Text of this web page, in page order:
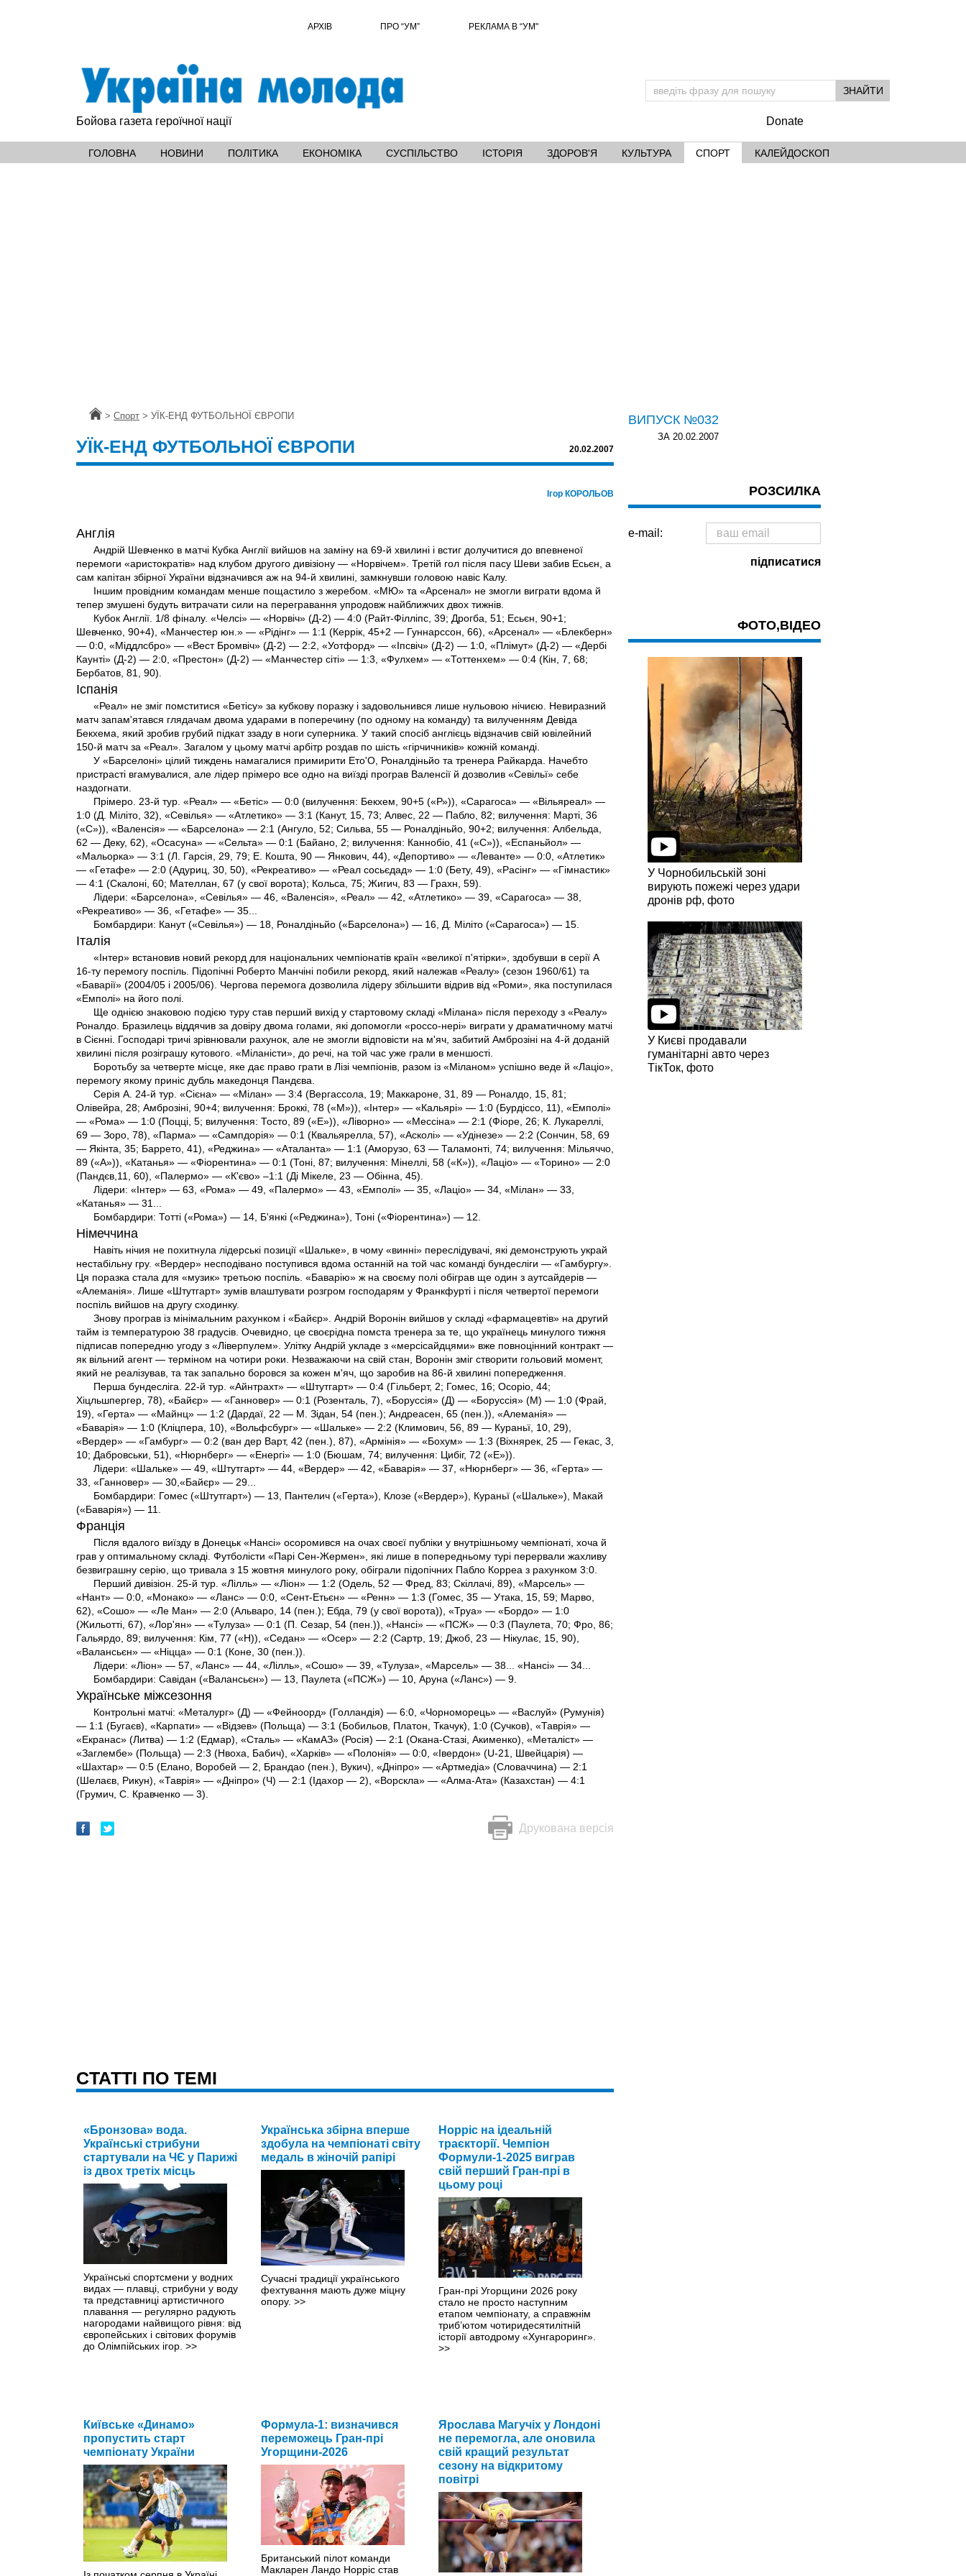
АРХІВ ПРО “УМ” РЕКЛАМА В “УМ"
Бойова газета героїчної нації Donate
ГОЛОВНА НОВИНИ ПОЛІТИКА ЕКОНОМІКА СУСПІЛЬСТВО ІСТОРІЯ ЗДОРОВ'Я КУЛЬТУРА СПОРТ КАЛЕЙДОСКОП
Головна
> Спорт > УЇК-ЕНД ФУТБОЛЬНОЇ ЄВРОПИ
УЇК-ЕНД ФУТБОЛЬНОЇ ЄВРОПИ 20.02.2007
Ігор КОРОЛЬОВ
Англія
Андрій Шевченко в матчі Кубка Англії вийшов на заміну на 69-й хвилині і встиг долучитися до впевненої
перемоги «аристократів» над клубом другого дивізіону — «Норвічем». Третій гол після пасу Шеви забив Есьєн, а
сам капітан збірної України відзначився аж на 94-й хвилині, замкнувши головою навіс Калу.
Іншим провідним командам менше пощастило з жеребом. «МЮ» та «Арсенал» не змогли виграти вдома й
тепер змушені будуть витрачати сили на перегравання упродовж найближчих двох тижнів.
Кубок Англії. 1/8 фіналу. «Челсі» — «Норвіч» (Д-2) — 4:0 (Райт-Філліпс, 39; Дрогба, 51; Есьєн, 90+1;
Шевченко, 90+4), «Манчестер юн.» — «Рідінг» — 1:1 (Керрік, 45+2 — Гуннарссон, 66), «Арсенал» — «Блекберн»
— 0:0, «Міддлсбро» — «Вест Бромвіч» (Д-2) — 2:2, «Уотфорд» — «Іпсвіч» (Д-2) — 1:0, «Плімут» (Д-2) — «Дербі
Каунті» (Д-2) — 2:0, «Престон» (Д-2) — «Манчестер сіті» — 1:3, «Фулхем» — «Тоттенхем» — 0:4 (Кін, 7, 68;
Бербатов, 81, 90).
Іспанія
«Реал» не зміг помститися «Бетісу» за кубкову поразку і задовольнився лише нульовою нічиєю. Невиразний
матч запам'ятався глядачам двома ударами в поперечину (по одному на команду) та вилученням Девіда
Бекхема, який зробив грубий підкат ззаду в ноги суперника. У такий спосіб англієць відзначив свій ювілейний
150-й матч за «Реал». Загалом у цьому матчі арбітр роздав по шість «гірчичників» кожній команді.
У «Барселоні» цілий тиждень намагалися примирити Ето'О, Роналдіньйо та тренера Райкарда. Начебто
пристрасті вгамувалися, але лідер прімеро все одно на виїзді програв Валенсії й дозволив «Севільї» себе
наздогнати.
Прімеро. 23-й тур. «Реал» — «Бетіс» — 0:0 (вилучення: Бекхем, 90+5 («Р»)), «Сарагоса» — «Вільяреал» —
1:0 (Д. Міліто, 32), «Севілья» — «Атлетико» — 3:1 (Канут, 15, 73; Алвес, 22 — Пабло, 82; вилучення: Марті, 36
(«С»)), «Валенсія» — «Барселона» — 2:1 (Ангуло, 52; Сильва, 55 — Роналдіньйо, 90+2; вилучення: Албельда,
62 — Деку, 62), «Осасуна» — «Сельта» — 0:1 (Байано, 2; вилучення: Каннобіо, 41 («С»)), «Еспаньйол» —
«Мальорка» — 3:1 (Л. Гарсія, 29, 79; Е. Кошта, 90 — Янкович, 44), «Депортиво» — «Леванте» — 0:0, «Атлетик»
— «Гетафе» — 2:0 (Адуриц, 30, 50), «Рекреативо» — «Реал сосьєдад» — 1:0 (Бету, 49), «Расінг» — «Гімнастик»
— 4:1 (Скалоні, 60; Мателлан, 67 (у свої ворота); Кольса, 75; Жигич, 83 — Грахн, 59).
Лідери: «Барселона», «Севілья» — 46, «Валенсія», «Реал» — 42, «Атлетико» — 39, «Сарагоса» — 38,
«Рекреативо» — 36, «Гетафе» — 35...
Бомбардири: Канут («Севілья») — 18, Роналдіньйо («Барселона») — 16, Д. Міліто («Сарагоса») — 15.
Італія
«Інтер» встановив новий рекорд для національних чемпіонатів країн «великої п'ятірки», здобувши в серії А
16-ту перемогу поспіль. Підопічні Роберто Манчіні побили рекорд, який належав «Реалу» (сезон 1960/61) та
«Баварії» (2004/05 і 2005/06). Чергова перемога дозволила лідеру збільшити відрив від «Роми», яка поступилася
«Емполі» на його полі.
Ще однією знаковою подією туру став перший вихід у стартовому складі «Мілана» після переходу з «Реалу»
Роналдо. Бразилець віддячив за довіру двома голами, які допомогли «россо-нері» виграти у драматичному матчі
в Сієнні. Господарі тричі зрівнювали рахунок, але не змогли відповісти на м'яч, забитий Амброзіні на 4-й доданій
хвилині після розіграшу кутового. «Міланісти», до речі, на той час уже грали в меншості.
Боротьбу за четверте місце, яке дає право грати в Лізі чемпіонів, разом із «Міланом» успішно веде й «Лаціо»,
перемогу якому приніс дубль македонця Пандєва.
Серія А. 24-й тур. «Сієна» — «Мілан» — 3:4 (Вергассола, 19; Маккароне, 31, 89 — Роналдо, 15, 81;
Олівейра, 28; Амброзіні, 90+4; вилучення: Броккі, 78 («М»)), «Інтер» — «Кальярі» — 1:0 (Бурдіссо, 11), «Емполі»
— «Рома» — 1:0 (Поцці, 5; вилучення: Тосто, 89 («Е»)), «Ліворно» — «Мессіна» — 2:1 (Фіоре, 26; К. Лукареллі,
69 — Зоро, 78), «Парма» — «Сампдорія» — 0:1 (Квальярелла, 57), «Асколі» — «Удінезе» — 2:2 (Сончин, 58, 69
— Якінта, 35; Баррето, 41), «Реджина» — «Аталанта» — 1:1 (Аморузо, 63 — Таламонті, 74; вилучення: Мільяччо,
89 («А»)), «Катанья» — «Фіорентина» — 0:1 (Тоні, 87; вилучення: Мінеллі, 58 («К»)), «Лаціо» — «Торино» — 2:0
(Пандєв,11, 60), «Палермо» — «К'єво» –1:1 (Ді Мікеле, 23 — Обінна, 45).
Лідери: «Інтер» — 63, «Рома» — 49, «Палермо» — 43, «Емполі» — 35, «Лаціо» — 34, «Мілан» — 33,
«Катанья» — 31...
Бомбардири: Тотті («Рома») — 14, Б'янкі («Реджина»), Тоні («Фіорентина») — 12.
Німеччина
Навіть нічия не похитнула лідерські позиції «Шальке», в чому «винні» переслідувачі, які демонструють украй
нестабільну гру. «Вердер» несподівано поступився вдома останній на той час команді бундесліги — «Гамбургу».
Ця поразка стала для «музик» третьою поспіль. «Баварію» ж на своєму полі обіграв ще один з аутсайдерів —
«Алеманія». Лише «Штутгарт» зумів влаштувати розгром господарям у Франкфурті і після четвертої перемоги
поспіль вийшов на другу сходинку.
Знову програв із мінімальним рахунком і «Байєр». Андрій Воронін вийшов у складі «фармацевтів» на другий
тайм із температурою 38 градусів. Очевидно, це своєрідна помста тренера за те, що українець минулого тижня
підписав попередню угоду з «Ліверпулем». Улітку Андрій укладе з «мерсісайдцями» вже повноцінний контракт —
як вільний агент — терміном на чотири роки. Незважаючи на свій стан, Воронін зміг створити гольовий момент,
який не реалізував, та так запально боровся за кожен м'яч, що заробив на 86-й хвилині попередження.
Перша бундесліга. 22-й тур. «Айнтрахт» — «Штутгарт» — 0:4 (Гільберт, 2; Гомес, 16; Осоріо, 44;
Хіцльшпергер, 78), «Байєр» — «Ганновер» — 0:1 (Розенталь, 7), «Боруссія» (Д) — «Боруссія» (М) — 1:0 (Фрай,
19), «Герта» — «Майнц» — 1:2 (Дардаї, 22 — М. Зідан, 54 (пен.); Андреасен, 65 (пен.)), «Алеманія» —
«Баварія» — 1:0 (Кліцпера, 10), «Вольфсбург» — «Шальке» — 2:2 (Климович, 56, 89 — Кураньї, 10, 29),
«Вердер» — «Гамбург» — 0:2 (ван дер Варт, 42 (пен.), 87), «Армінія» — «Бохум» — 1:3 (Віхнярек, 25 — Гекас, 3,
10; Дабровськи, 51), «Нюрнберг» — «Енергі» — 1:0 (Бюшам, 74; вилучення: Цибіг, 72 («Е»)).
Лідери: «Шальке» — 49, «Штутгарт» — 44, «Вердер» — 42, «Баварія» — 37, «Нюрнберг» — 36, «Герта» —
33, «Ганновер» — 30,«Байєр» — 29...
Бомбардири: Гомес («Штутгарт») — 13, Пантелич («Герта»), Клозе («Вердер»), Кураньї («Шальке»), Макай
(«Баварія») — 11.
Франція
Після вдалого виїзду в Донецьк «Нансі» осоромився на очах своєї публіки у внутрішньому чемпіонаті, хоча й
грав у оптимальному складі. Футболісти «Парі Сен-Жермен», які лише в попередньому турі перервали жахливу
безвиграшну серію, що тривала з 15 жовтня минулого року, обіграли підопічних Пабло Корреа з рахунком 3:0.
Перший дивізіон. 25-й тур. «Лілль» — «Ліон» — 1:2 (Одель, 52 — Фред, 83; Скіллачі, 89), «Марсель» —
«Нант» — 0:0, «Монако» — «Ланс» — 0:0, «Сент-Етьєн» — «Ренн» — 1:3 (Гомес, 35 — Утака, 15, 59; Марво,
62), «Сошо» — «Ле Ман» — 2:0 (Альваро, 14 (пен.); Ебда, 79 (у свої ворота)), «Труа» — «Бордо» — 1:0
(Жильотті, 67), «Лор'ян» — «Тулуза» — 0:1 (П. Сезар, 54 (пен.)), «Нансі» — «ПСЖ» — 0:3 (Паулета, 70; Фро, 86;
Гальярдо, 89; вилучення: Кім, 77 («Н)), «Седан» — «Осер» — 2:2 (Сартр, 19; Джоб, 23 — Нікулає, 15, 90),
«Валансьєн» — «Ніцца» — 0:1 (Коне, 30 (пен.)).
Лідери: «Ліон» — 57, «Ланс» — 44, «Лілль», «Сошо» — 39, «Тулуза», «Марсель» — 38... «Нансі» — 34...
Бомбардири: Савідан («Валансьєн») — 13, Паулета («ПСЖ») — 10, Аруна («Ланс») — 9.
Українське міжсезоння
Контрольні матчі: «Металург» (Д) — «Фейноорд» (Голландія) — 6:0, «Чорноморець» — «Васлуй» (Румунія)
— 1:1 (Бугаєв), «Карпати» — «Відзев» (Польща) — 3:1 (Бобильов, Платон, Ткачук), 1:0 (Сучков), «Таврія» —
«Екранас» (Литва) — 1:2 (Едмар), «Сталь» — «КамАЗ» (Росія) — 2:1 (Окана-Стазі, Акименко), «Металіст» —
«Заглембе» (Польща) — 2:3 (Нвоха, Бабич), «Харків» — «Полонія» — 0:0, «Івердон» (U-21, Швейцарія) —
«Шахтар» — 0:5 (Елано, Воробей — 2, Брандао (пен.), Вукич), «Дніпро» — «Артмедіа» (Словаччина) — 2:1
(Шелаєв, Рикун), «Таврія» — «Дніпро» (Ч) — 2:1 (Ідахор — 2), «Ворскла» — «Алма-Ата» (Казахстан) — 4:1
(Грумич, С. Кравченко — 3).
Друкована версія
CТАТТІ ПО ТЕМІ
«Бронзова» вода.
Українські стрибуни
стартували на ЧЄ у Парижі
із двох третіх місць
Українські спортсмени у водних
видах — плавці, стрибуни у воду
та представниці артистичного
плавання — регулярно радують
нагородами найвищого рівня: від
європейських і світових форумів
до Олімпійських ігор. >>
Українська збірна вперше
здобула на чемпіонаті світу
медаль в жіночій рапірі
Сучасні традиції українського
фехтування мають дуже міцну
опору. >>
Норріс на ідеальній
траєкторії. Чемпіон
Формули-1-2025 виграв
свій перший Гран-прі в
цьому році
Гран-прі Угорщини 2026 року
стало не просто наступним
етапом чемпіонату, а справжнім
триб’ютом чотиридесятилітній
історії автодрому «Хунгароринг».
>>
Київське «Динамо»
пропустить старт
чемпіонату України
Формула-1: визначився
переможець Гран-прі
Угорщини-2026
Британський пілот команди
Макларен Ландо Норріс став
Ярослава Магучіх у Лондоні
не перемогла, але оновила
свій кращий результат
сезону на відкритому
повітрі
ВИПУСК №032
ЗА 20.02.2007
РОЗСИЛКА
e-mail:
ФОТО,ВІДЕО
У Чорнобильській зоні
вирують пожежі через удари
дронів рф, фото
У Києві продавали
гуманітарні авто через
ТікТок, фото